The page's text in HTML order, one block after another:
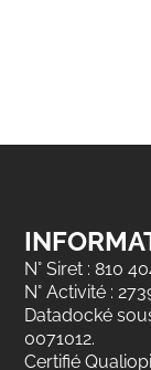
N° Siret : 810
N° Activité :
Datadocké
0071012.
Certifié